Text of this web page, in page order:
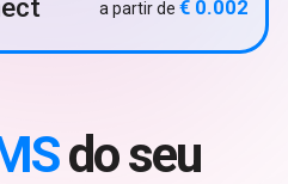
a partir de € 0.002
do seu